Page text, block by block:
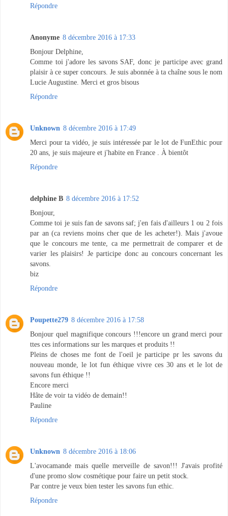
Répondre
Anonyme 8 décembre 2016 à 17:33
Bonjour Delphine,
Comme toi j'adore les savons SAF, donc je participe avec grand
plaisir à ce super concours. Je suis abonnée à ta chaîne sous le nom
Lucie Augustine. Merci et gros bisous
Répondre
Unknown 8 décembre 2016 à 17:49
Merci pour ta vidéo, je suis intéressée par le lot de FunEthic pour
20 ans, je suis majeure et j'habite en France . À bientôt
Répondre
delphine B 8 décembre 2016 à 17:52
Bonjour,
Comme toi je suis fan de savons saf; j'en fais d'ailleurs 1 ou 2 fois
par an (ca reviens moins cher que de les acheter!). Mais j'avoue
que le concours me tente, ca me permettrait de comparer et de
varier les plaisirs! Je participe donc au concours concernant les
savons.
biz
Répondre
Poupette279 8 décembre 2016 à 17:58
Bonjour quel magnifique concours !!!encore un grand merci pour
ttes ces informations sur les marques et produits !!
Pleins de choses me font de l'oeil je participe pr les savons du
nouveau monde, le lot fun éthique vivre ces 30 ans et le lot de
savons fun éthique !!
Encore merci
Hâte de voir ta vidéo de demain!!
Pauline
Répondre
Unknown 8 décembre 2016 à 18:06
L'avocamande mais quelle merveille de savon!!! J'avais profité
d'une promo slow cosmétique pour faire un petit stock.
Par contre je veux bien tester les savons fun ethic.
Répondre